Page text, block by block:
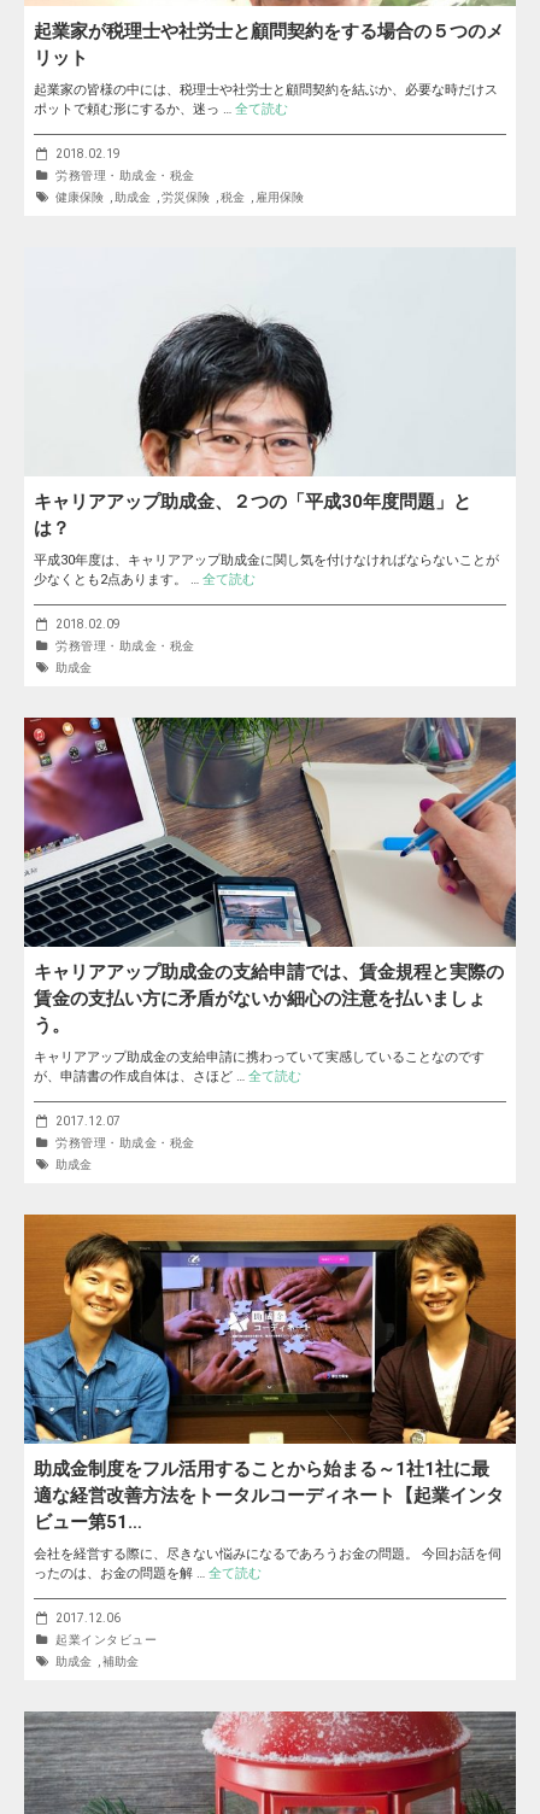
起業家が税理士や社労士と顧問契約をする場合の５つのメ
リット
起業家の皆様の中には、税理士や社労士と顧問契約を結ぶか、必要な時だけス
ポットで頼む形にするか、迷っ … 全て読む
2018.02.19
労務管理・助成金・税金
健康保険
助成金 労災保険 税金 雇用保険
キャリアアップ助成金、２つの「平成30年度問題」と
は？
平成30年度は、キャリアアップ助成金に関し気を付けなければならないことが
少なくとも2点あります。 … 全て読む
2018.02.09
労務管理・助成金・税金
助成金
キャリアアップ助成金の支給申請では、賃金規程と実際の
賃金の支払い方に矛盾がないか細心の注意を払いましょ
う。
キャリアアップ助成金の支給申請に携わっていて実感していることなのです
が、申請書の作成自体は、さほど … 全て読む
2017.12.07
労務管理・助成金・税金
助成金
助成金制度をフル活用することから始まる～1社1社に最
適な経営改善方法をトータルコーディネート【起業インタ
ビュー第51…
会社を経営する際に、尽きない悩みになるであろうお金の問題。 今回お話を伺
ったのは、お金の問題を解 … 全て読む
2017.12.06
起業インタビュー
助成金
補助金